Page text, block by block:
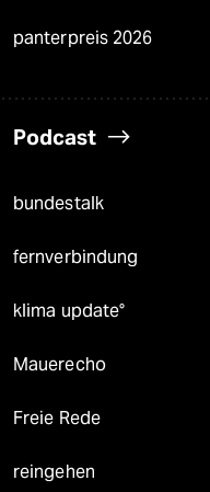
panterpreis 2026
Podcast
bundestalk
fernverbindung
klima update°
Mauerecho
Freie Rede
reingehen